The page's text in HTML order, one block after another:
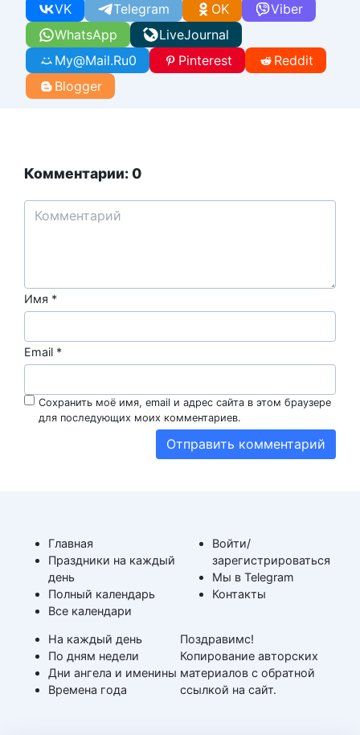
WhatsApp
VK Telegram Viber
OK
LiveJournal
My@Mail.Ru0 Pinterest
Reddit
Blogger
Комментарии: 0
Имя *
Email *
Сохранить моё имя, email и адрес сайта в этом браузере
для последующих моих комментариев.
Главная
Праздники на каждый
день
Полный календарь
Все календари
На каждый день
По дням недели
Дни ангела и именины
Времена года
Войти/
зарегистрироваться
Мы в Telegram
Контакты
Поздравимс!
Копирование авторских
материалов с обратной
ссылкой на сайт.